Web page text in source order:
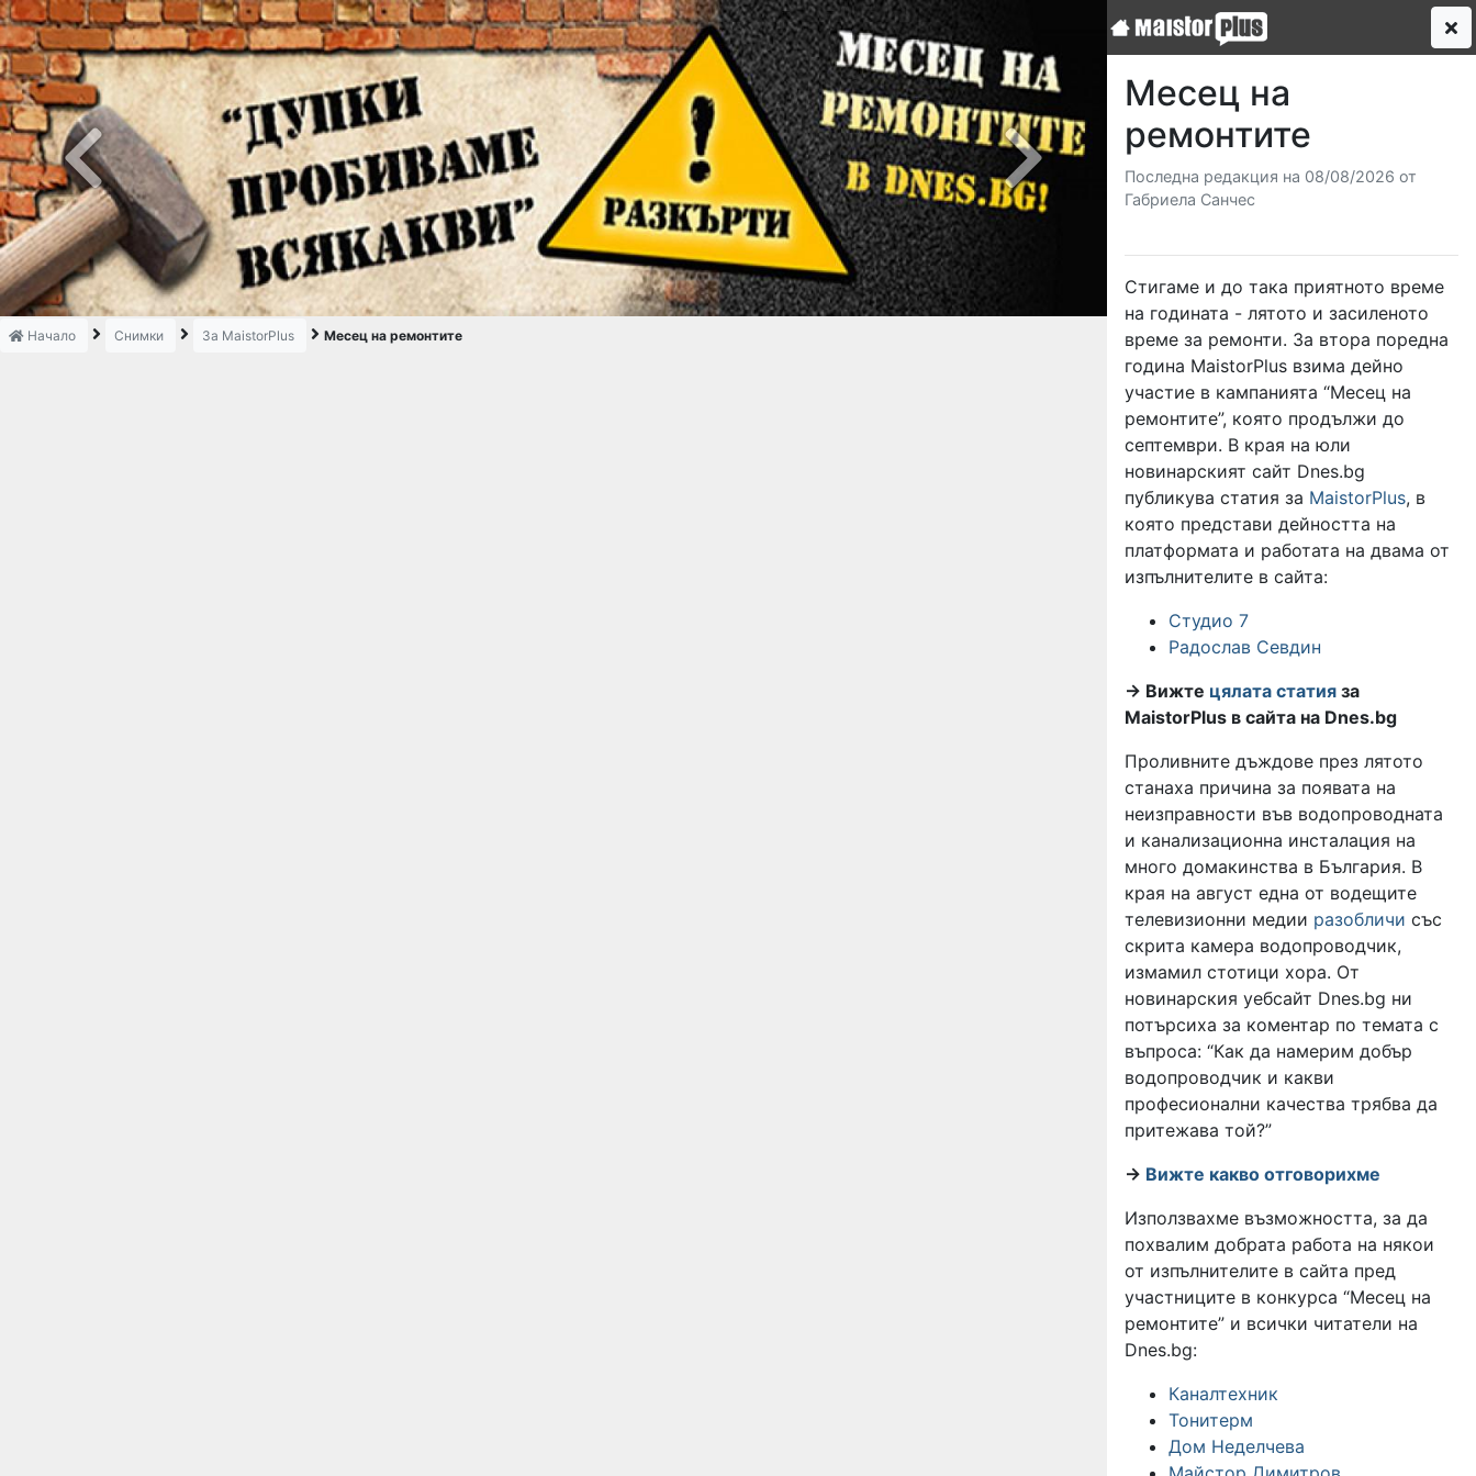
Previous Next
Начало Снимки За MaistorPlus Месец на ремонтите
Месец на
ремонтите
Последна редакция на 08/08/2026 от
Габриела Санчес
Стигаме и до така приятното време
на годината - лятото и засиленото
време за ремонти. За втора поредна
година MaistorPlus взима дейно
участие в кампанията “Месец на
ремонтите”, която продължи до
септември. В края на юли
новинарският сайт Dnes.bg
публикува статия за MaistorPlus, в
която представи дейността на
платформата и работата на двама от
изпълнителите в сайта:
Студио 7
Радослав Севдин
-> Вижте цялата статия за
MaistorPlus в сайта на Dnes.bg
Проливните дъждове през лятото
станаха причина за появата на
неизправности във водопроводната
и канализационна инсталация на
много домакинства в България. В
края на август една от водещите
телевизионни медии разобличи със
скрита камера водопроводчик,
измамил стотици хора. От
новинарския уебсайт Dnes.bg ни
потърсиха за коментар по темата с
въпроса: “Как да намерим добър
водопроводчик и какви
професионални качества трябва да
притежава той?”
-> Вижте какво отговорихме
Използвахме възможността, за да
похвалим добрата работа на някои
от изпълнителите в сайта пред
участниците в конкурса “Месец на
ремонтите” и всички читатели на
Dnes.bg:
Каналтехник
Тонитерм
Дом Неделчева